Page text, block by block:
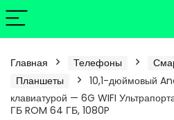
Главная Телефоны
Планшеты
10,1-дюймовый
клавиатурой — 6G WIFI
ГБ ROM 64 ГБ, 1080P